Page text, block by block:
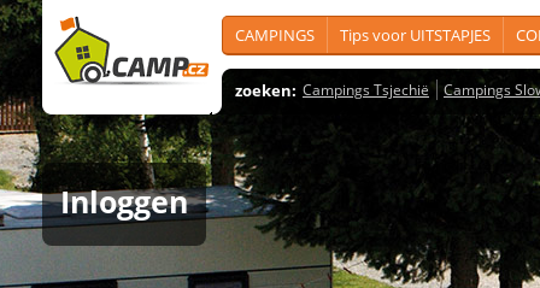
CAMPINGS Tips voor UITSTAPJES
zoeken: Campings Tsjechië Campings
Inloggen